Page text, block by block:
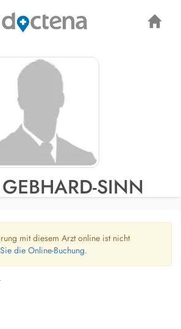
SINN
mit diesem Arzt online ist nicht
die Online-Buchung.